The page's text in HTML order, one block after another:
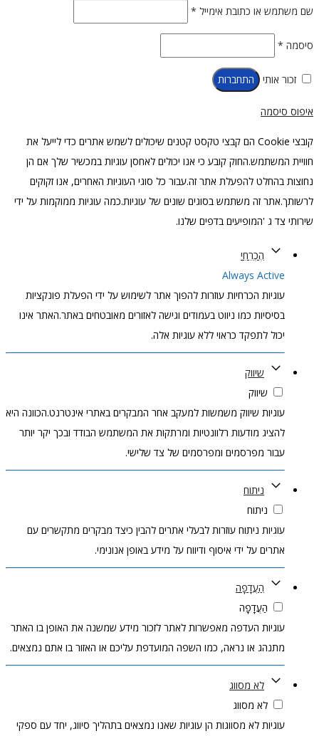
שם משתמש או כתובת אימייל *חובה
סיסמה *חובה
זכור אותי התחברות
איפוס סיסמה
קובצי Cookie הם קבצי טקסט קטנים שיכולים לשמש אתרים כדי לייעל את
חוויית המשתמש.החוק קובע כי אנו יכולים לאחסן עוגיות במכשיר שלך אם הן
נחוצות בהחלט להפעלת אתר זה.עבור כל סוגי העוגיות האחרים, אנו זקוקים
לרשותך.אתר זה משתמש בסוגים שונים של עוגיות.כמה עוגיות ממוקמות על ידי
שירותי צד ג 'המופיעים בדפים שלנו.
הֶכְרֵחִי
Always Active
עוגיות הכרחיות עוזרות להפוך אתר לשימוש על ידי הפעלת פונקציות
בסיסיות כמו ניווט בעמודים וגישה לאזורים מאובטחים באתר.האתר אינו
יכול לתפקד כראוי ללא עוגיות אלה.
שיווק
שיווק
עוגיות שיווק משמשות למעקב אחר המבקרים באתרי אינטרנט.הכוונה היא
להציג מודעות רלוונטיות ומרתקות את המשתמש הבודד ובכך יקר יותר
עבור מפרסמים ומפרסמים של צד שלישי.
ניתוח
ניתוח
עוגיות ניתוח עוזרות לבעלי אתרים להבין כיצד מבקרים מתקשרים עם
אתרים על ידי איסוף ודיווח על מידע באופן אנונימי.
הַעֲדָפָה
הַעֲדָפָה
עוגיות העדפה מאפשרות לאתר לזכור מידע שמשנה את האופן בו האתר
מתנהג או נראה, כמו השפה המועדפת עליכם או האזור בו אתם נמצאים.
לא מסווג
לא מסווג
עוגיות לא מסווגות הן עוגיות שאנו נמצאים בתהליך סיווג, יחד עם ספקי